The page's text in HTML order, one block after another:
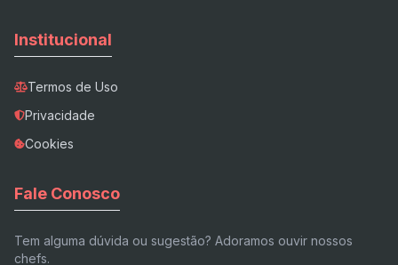
Institucional
Termos de Uso
Privacidade
Cookies
Fale Conosco
Tem alguma dúvida ou sugestão? Adoramos ouvir nossos
chefs.